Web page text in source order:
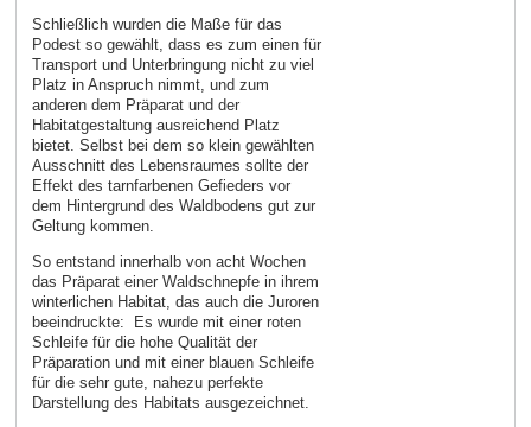
Schließlich wurden die Maße für das
Podest so gewählt, dass es zum einen für
Transport und Unterbringung nicht zu viel
Platz in Anspruch nimmt, und zum
anderen dem Präparat und der
Habitatgestaltung ausreichend Platz
bietet. Selbst bei dem so klein gewählten
Ausschnitt des Lebensraumes sollte der
Effekt des tarnfarbenen Gefieders vor
dem Hintergrund des Waldbodens gut zur
Geltung kommen.
So entstand innerhalb von acht Wochen
das Präparat einer Waldschnepfe in ihrem
winterlichen Habitat, das auch die Juroren
beeindruckte: Es wurde mit einer roten
Schleife für die hohe Qualität der
Präparation und mit einer blauen Schleife
für die sehr gute, nahezu perfekte
Darstellung des Habitats ausgezeichnet.